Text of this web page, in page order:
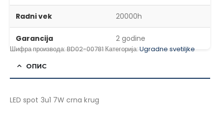
Radni vek 20000h
Garancija 2 godine
Шифра производа: BD02-00781 Категорија: Ugradne svetiljke
ОПИС
LED spot 3u1 7W crna krug